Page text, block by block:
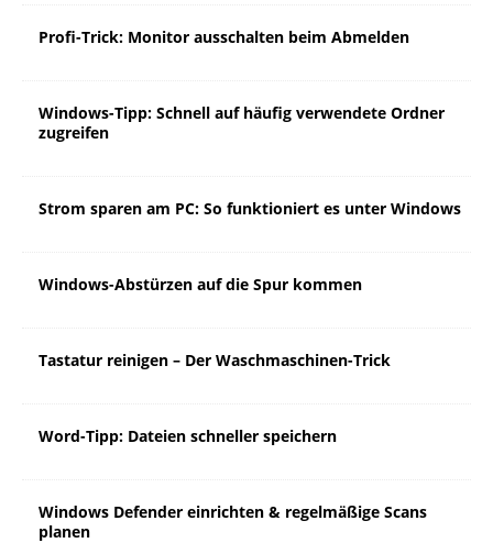
Profi-Trick: Monitor ausschalten beim Abmelden
Windows-Tipp: Schnell auf häufig verwendete Ordner
zugreifen
Strom sparen am PC: So funktioniert es unter Windows
Windows-Abstürzen auf die Spur kommen
Tastatur reinigen – Der Waschmaschinen-Trick
Word-Tipp: Dateien schneller speichern
Windows Defender einrichten & regelmäßige Scans
planen